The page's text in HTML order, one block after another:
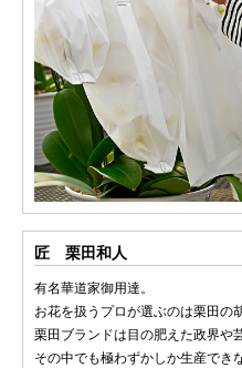
匠 栗田和人
有名華道家御用達。
お花を扱うプロが選ぶのは栗田の
栗田ブランドは目の肥えた政界や
その中でも極わずかしか生産でき